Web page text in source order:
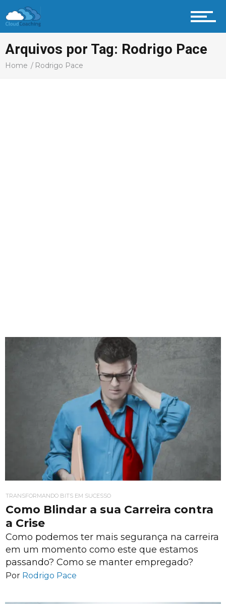
Arquivos por Tag: Rodrigo Pace
Home Rodrigo Pace
TRANSFORMANDO BITS EM SUCESSO
Como Blindar a sua Carreira contra
a Crise
Como podemos ter mais segurança na carreira
em um momento como este que estamos
passando? Como se manter empregado?
Por Rodrigo Pace